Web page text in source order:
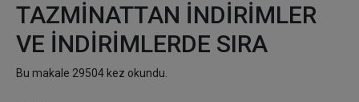
TAZMİNATTAN İNDİRİMLER
VE İNDİRİMLERDE SIRA
Bu makale 29504 kez okundu.